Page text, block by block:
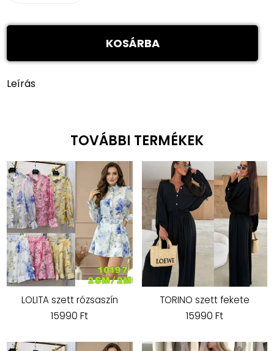
KOSÁRBA
Leírás
TOVÁBBI TERMÉKEK
LOLITA szett rózsaszín
15990 Ft
TORINO szett fekete
15990 Ft